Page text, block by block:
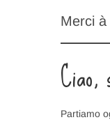
RSS
SHARE
LINK
EMBED
Merci à
Partiamo